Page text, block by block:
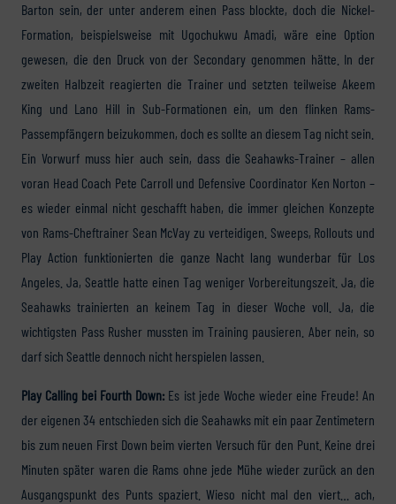
Barton sein, der unter anderem einen Pass blockte, doch die Nickel-
Formation, beispielsweise mit Ugochukwu Amadi, wäre eine Option
gewesen, die den Druck von der Secondary genommen hätte. In der
zweiten Halbzeit reagierten die Trainer und setzten teilweise Akeem
King und Lano Hill in Sub-Formationen ein, um den flinken Rams-
Passempfängern beizukommen, doch es sollte an diesem Tag nicht sein.
Ein Vorwurf muss hier auch sein, dass die Seahawks-Trainer – allen
voran Head Coach Pete Carroll und Defensive Coordinator Ken Norton –
es wieder einmal nicht geschafft haben, die immer gleichen Konzepte
von Rams-Cheftrainer Sean McVay zu verteidigen. Sweeps, Rollouts und
Play Action funktionierten die ganze Nacht lang wunderbar für Los
Angeles. Ja, Seattle hatte einen Tag weniger Vorbereitungszeit. Ja, die
Seahawks trainierten an keinem Tag in dieser Woche voll. Ja, die
wichtigsten Pass Rusher mussten im Training pausieren. Aber nein, so
darf sich Seattle dennoch nicht herspielen lassen.
Play Calling bei Fourth Down: Es ist jede Woche wieder eine Freude! An
der eigenen 34 entschieden sich die Seahawks mit ein paar Zentimetern
bis zum neuen First Down beim vierten Versuch für den Punt. Keine drei
Minuten später waren die Rams ohne jede Mühe wieder zurück an den
Ausgangspunkt des Punts spaziert. Wieso nicht mal den viert… ach,